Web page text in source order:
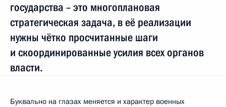
государства – это многоплановая
стратегическая задача, в её реализации
нужны чётко просчитанные шаги
и скоординированные усилия всех органов
власти.
Буквально на глазах меняется и характер военных